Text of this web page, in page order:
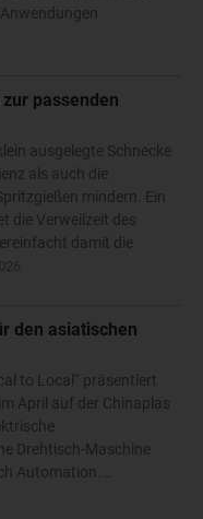
passenden
ausgelegte Schnecke
als auch die
mindern. Ein
die Verweilzeit des
damit die
den asiatischen
to Local“ präsentiert
April auf der Chinaplas
Drehtisch-Maschine
Automation.…